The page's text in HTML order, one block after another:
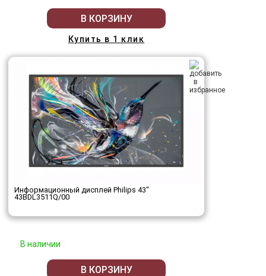
В КОРЗИНУ
Купить в 1 клик
Информационный дисплей Philips 43"
43BDL3511Q/00
В наличии
В КОРЗИНУ